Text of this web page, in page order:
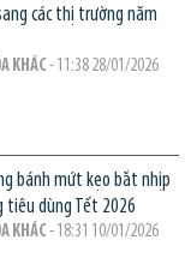
các thị trường năm
KHÁC - 11:38 28/01/2026
bánh mứt kẹo bắt nhịp
tiêu dùng Tết 2026
KHÁC - 18:31 10/01/2026